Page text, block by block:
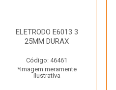
ELETRODO E6013 3
25MM DURAX
Código: 46461
*Imagem meramente
ilustrativa